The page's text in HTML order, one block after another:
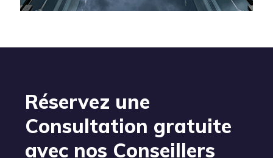
Réservez une
Consultation gratuite
avec nos Conseillers